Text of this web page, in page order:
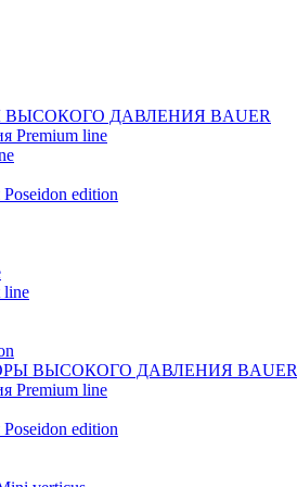
ДАВЛЕНИЯ BAUER
Premium line
edition
line
ВЫСОКОГО ДАВЛЕНИЯ BAUER
Premium line
edition